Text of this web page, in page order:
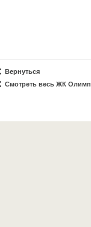
Вернуться
Смотреть весь ЖК Олимп